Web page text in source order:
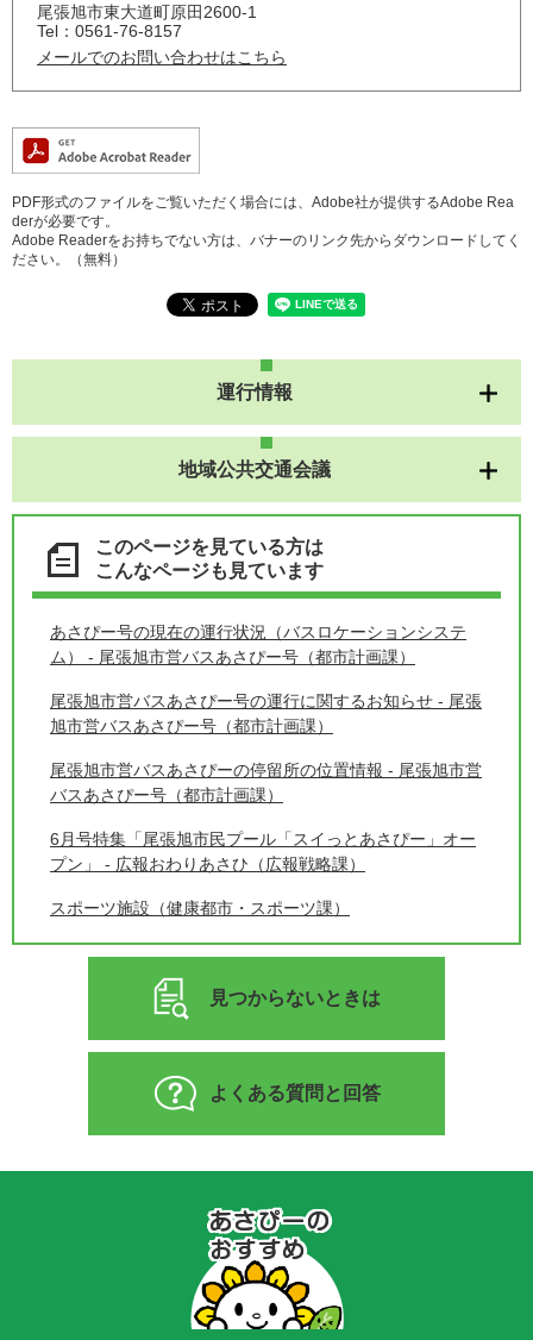
尾張旭市東大道町原田2600-1
Tel：0561-76-8157
メールでのお問い合わせはこちら
PDF形式のファイルをご覧いただく場合には、Adobe社が提供するAdobe Rea
derが必要です。
Adobe Readerをお持ちでない方は、バナーのリンク先からダウンロードしてく
ださい。（無料）
運行情報
地域公共交通会議
このページを見ている方は
こんなページも見ています
あさぴー号の現在の運行状況（バスロケーションシステ
ム） - 尾張旭市営バスあさぴー号（都市計画課）
尾張旭市営バスあさぴー号の運行に関するお知らせ - 尾張
旭市営バスあさぴー号（都市計画課）
尾張旭市営バスあさぴーの停留所の位置情報 - 尾張旭市営
バスあさぴー号（都市計画課）
6月号特集「尾張旭市民プール「スイっとあさぴー」オー
プン」 - 広報おわりあさひ（広報戦略課）
スポーツ施設（健康都市・スポーツ課）
見つからないときは
よくある質問と回答
の
お
す